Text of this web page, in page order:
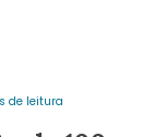
de leitura